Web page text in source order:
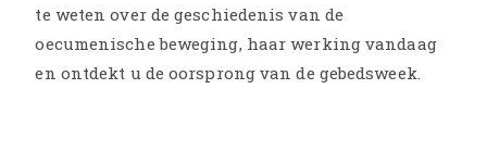
te weten over de geschiedenis van de
oecumenische beweging, haar werking vandaag
en ontdekt u de oorsprong van de gebedsweek.